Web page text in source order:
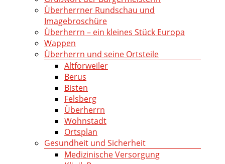
Überherrner Rundschau und
Imagebroschüre
Überherrn – ein kleines Stück Europa
Wappen
Überherrn und seine Ortsteile
Altforweiler
Berus
Bisten
Felsberg
Überherrn
Wohnstadt
Ortsplan
Gesundheit und Sicherheit
Medizinische Versorgung